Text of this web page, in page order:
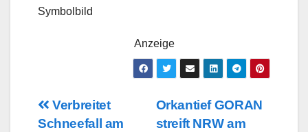
Symbolbild
Anzeige
Beitragsnavigation
Orkantief GORAN
streift NRW am
Verbreitet
Schneefall am